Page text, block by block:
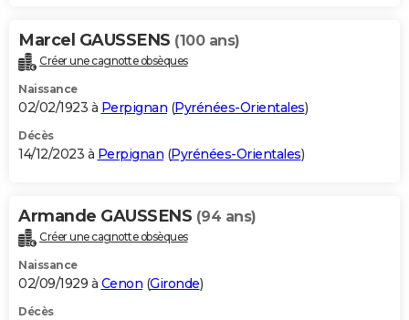
Marcel GAUSSENS (100 ans)
Créer une cagnotte obsèques
Naissance
02/02/1923 à Perpignan (Pyrénées-Orientales)
Décès
14/12/2023 à Perpignan (Pyrénées-Orientales)
Armande GAUSSENS (94 ans)
Créer une cagnotte obsèques
Naissance
02/09/1929 à Cenon (Gironde)
Décès